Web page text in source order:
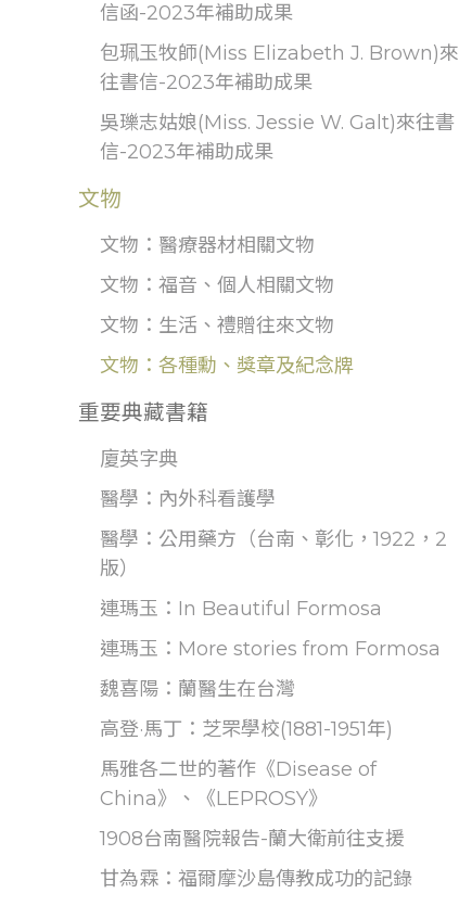
信函-2023年補助成果
包珮玉牧師(Miss Elizabeth J. Brown)來
往書信-2023年補助成果
吳瓅志姑娘(Miss. Jessie W. Galt)來往書
信-2023年補助成果
文物
文物：醫療器材相關文物
文物：福音、個人相關文物
文物：生活、禮贈往來文物
文物：各種勳、獎章及紀念牌
重要典藏書籍
廈英字典
醫學：內外科看護學
醫學：公用藥方（台南、彰化，1922，2
版）
連瑪玉：In Beautiful Formosa
連瑪玉：More stories from Formosa
魏喜陽：蘭醫生在台灣
高登·馬丁：芝罘學校(1881-1951年)
馬雅各二世的著作《Disease of
China》、《LEPROSY》
1908台南醫院報告-蘭大衛前往支援
甘為霖：福爾摩沙島傳教成功的記錄